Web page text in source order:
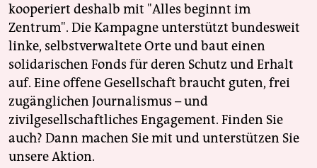
kooperiert deshalb mit "Alles beginnt im
Zentrum". Die Kampagne unterstützt bundesweit
linke, selbstverwaltete Orte und baut einen
solidarischen Fonds für deren Schutz und Erhalt
auf. Eine offene Gesellschaft braucht guten, frei
zugänglichen Journalismus – und
zivilgesellschaftliches Engagement. Finden Sie
auch? Dann machen Sie mit und unterstützen Sie
unsere Aktion.